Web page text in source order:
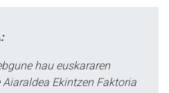
hau euskararen
Ekintzen Faktoria